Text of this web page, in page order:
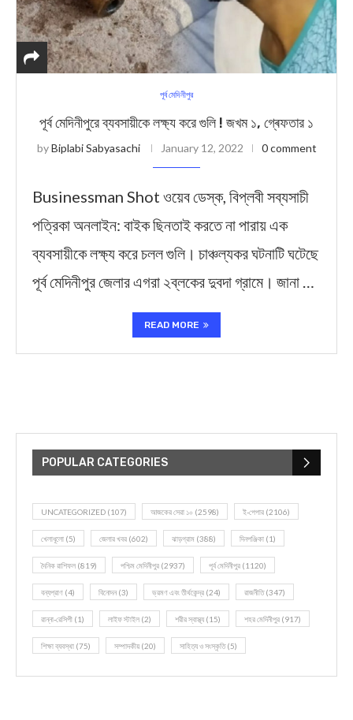
পূর্ব মেদিনীপুর
পূর্ব মেদিনীপুরে ব্যবসায়ীকে লক্ষ্য করে গুলি ! জখম ১, গ্ৰেফতার ১
byBiplabi Sabyasachi January 12, 2022 0 comment
Businessman Shot ওয়েব ডেস্ক, বিপ্লবী সব্যসাচী
পত্রিকা অনলাইন: বাইক ছিনতাই করতে না পারায় এক
ব্যবসায়ীকে লক্ষ্য করে চলল গুলি। চাঞ্চল্যকর ঘটনাটি ঘটেছে
পূর্ব মেদিনীপুর জেলার এগরা ২ব্লকের দুবদা গ্রামে। জানা …
READ MORE
POPULAR CATEGORIES
UNCATEGORIZED (107) আজকের সেরা ১০ (2598) ই-পেপার (2106)
খেলাধূলো (5) জেলার খবর (602) ঝাড়গ্রাম (388) দিনপঞ্জিকা (1)
দৈনিক রাশিফল (819) পশ্চিম মেদিনীপুর (2937) পূর্ব মেদিনীপুর (1120)
বন্যপ্রাণ (4) বিনোদন(3) ভ্রমণ এবং তীর্থকেন্দ্র (24) রাজনীতি(347)
রান্না-রেসিপী (1) লাইফ স্টাইল (2) শরীর স্বাস্থ্য (15) শহর মেদিনীপুর (917)
শিক্ষা ব্যবস্থা (75) সম্পাদকীয় (20) সাহিত্য ও সংস্কৃতি(5)